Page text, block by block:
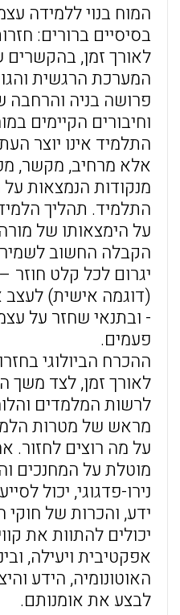
המוח בנוי ללמידה
בסיסיים ברורים:
לאורך זמן, בהקשרים
המערכת הרגשית
פרושה בניה
וחיבורים הקיימים
התלמיד אינו יוצר
אלא מרחיב, מקשר,
מנקודות הנמצאות
התלמיד. תהליך
על הימצאותו של
הקבלה החשוב
יגרום לכל קלט חוזר
(דוגמה אישית)
- ובתנאי שחזר על
פעמים.
ההכרח הביולוגי
לאורך זמן, לצד משך
לרשות המלמדים
מראש של מטרות
על מה רוצים לחזור.
מוטלת על המחנכים
נירו-פדגוגי, יכול
ידע, והכרות של חוקי
יכולים להתוות את
אפקטיבית ויעילה,
האוטונומיה, הידע
לבצע את אומנותם.